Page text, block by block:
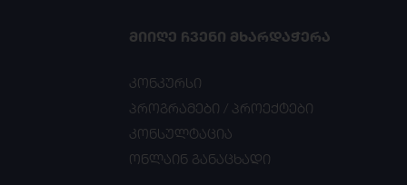
ᲛᲘᲘᲦᲔ ᲩᲕᲔᲜᲘ ᲛᲮᲐᲠᲓᲐᲭᲔᲠᲐ
კონკურსი
პროგრამები / პროექტები
კონსულტაცია
ონლაინ განაცხადი